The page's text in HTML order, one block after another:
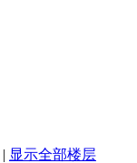
| 显示全部楼层